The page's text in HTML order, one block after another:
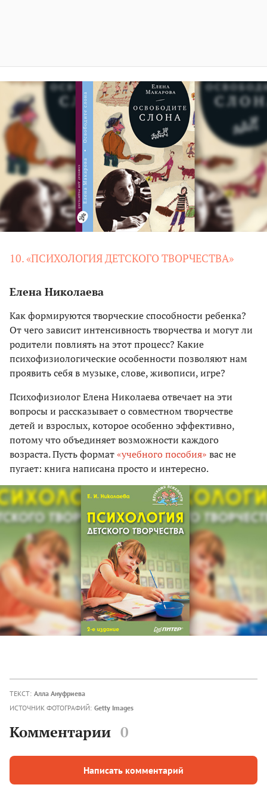
10. «ПСИХОЛОГИЯ ДЕТСКОГО ТВОРЧЕСТВА»
Елена Николаева
Как формируются творческие способности ребенка?
От чего зависит интенсивность творчества и могут ли
родители повлиять на этот процесс? Какие
психофизиологические особенности позволяют нам
проявить себя в музыке, слове, живописи, игре?
Психофизиолог Елена Николаева отвечает на эти
вопросы и рассказывает о совместном творчестве
детей и взрослых, которое особенно эффективно,
потому что объединяет возможности каждого
возраста. Пусть формат«учебного пособия» вас не
пугает: книга написана просто и интересно.
ТЕКСТ: Алла Ануфриева
ИСТОЧНИК ФОТОГРАФИЙ: Getty Images
Комментарии 0
Написать комментарий